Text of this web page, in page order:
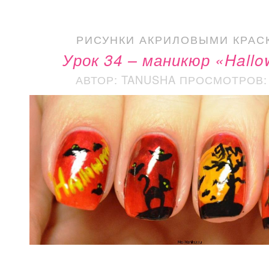
РИСУНКИ АКРИЛОВЫМИ
Урок 34 – маникюр
АВТОР: TANUSHA ПРОСМОТРОВ: